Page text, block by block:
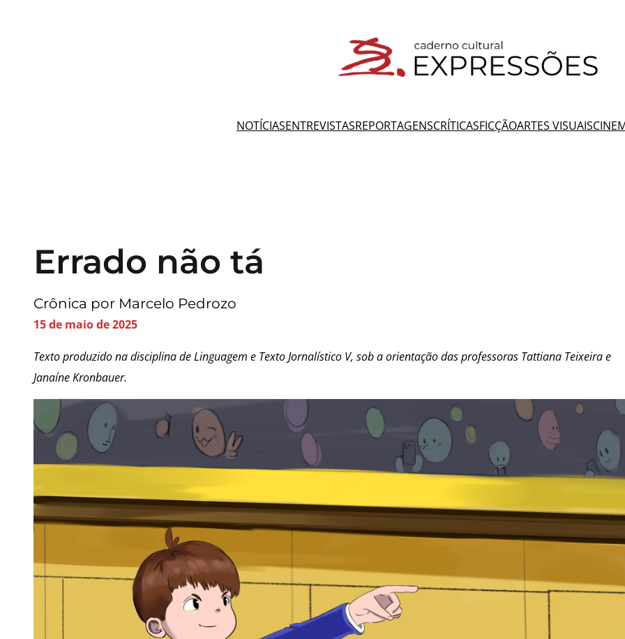
NOTÍCIASENTREVISTASREPORTAGENSCRÍTICASFICÇÃOARTES VISUAIS
Errado não tá
Crônica por Marcelo Pedrozo
15 de maio de 2025
Texto produzido na disciplina de Linguagem e Texto Jornalístico V, sob a orientação das professoras Tattiana Teixeira e
Janaíne Kronbauer.